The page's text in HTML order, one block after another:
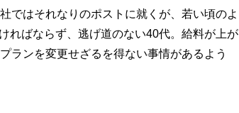
ではそれなりのポストに就くが、若い頃のよ
ればならず、逃げ道のない40代。給料が上が
ランを変更せざるを得ない事情があるよう